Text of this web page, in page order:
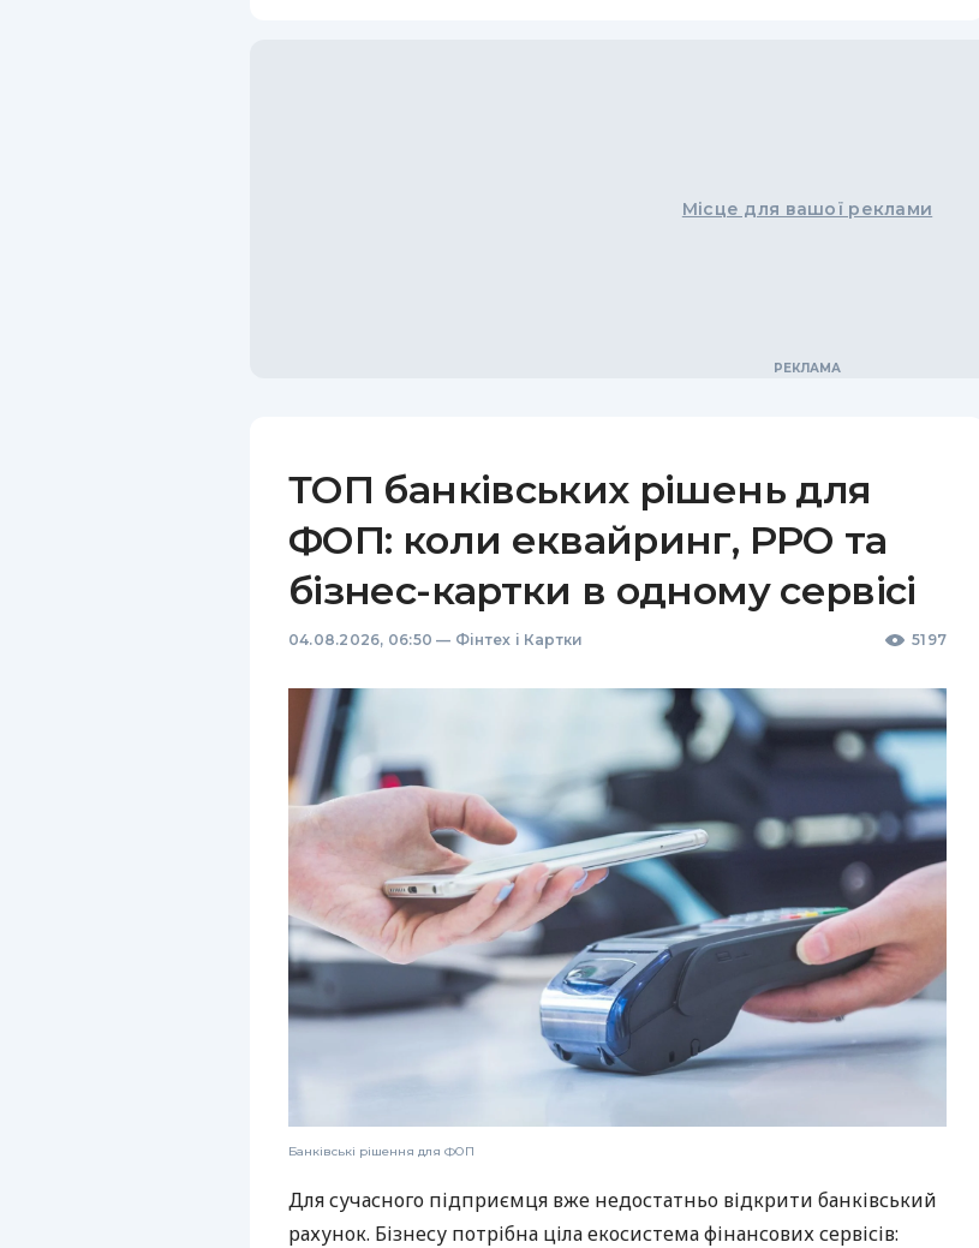
Місце для вашої реклами
ТОП банківських рішень для
ФОП: коли еквайринг, РРО та
бізнес-картки в одному сервісі
04.08.2026, 06:50 — Фінтех і Картки 5197
Банківські рішення для ФОП
Для сучасного підприємця вже недостатньо відкрити банківський
рахунок. Бізнесу потрібна ціла екосистема фінансових сервісів: